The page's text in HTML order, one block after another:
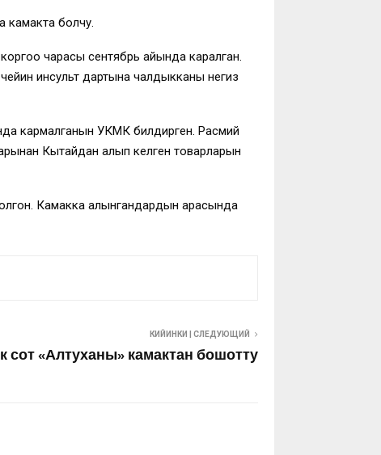
камакта болчу.
чарасы сентябрь айында каралган.
инсульт дартына чалдыкканы негиз
кармалганын УКМК билдирген. Расмий
Кытайдан алып келген товарларын
Камакка алынгандардын арасында
КИЙИНКИ | СЛЕДУЮЩИЙ
сот «Алтуханы» камактан бошотту